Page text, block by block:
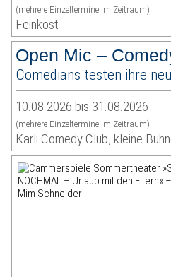
(mehrere Einzeltermine im Zeitraum)
Feinkost
Open Mic –
Comedians testen ihre
10.08.2026 bis 31.08.2026
(mehrere Einzeltermine im Zeitraum)
Karli Comedy Club, kleine